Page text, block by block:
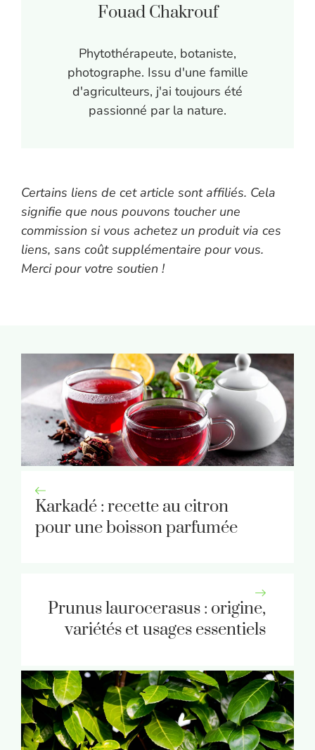
Fouad Chakrouf
Phytothérapeute, botaniste,
photographe. Issu d'une famille
d'agriculteurs, j'ai toujours été
passionné par la nature.
Certains liens de cet article sont affiliés. Cela
signifie que nous pouvons toucher une
commission si vous achetez un produit via ces
liens, sans coût supplémentaire pour vous.
Merci pour votre soutien !
Karkadé : recette au citron
pour une boisson parfumée
Prunus laurocerasus : origine,
variétés et usages essentiels